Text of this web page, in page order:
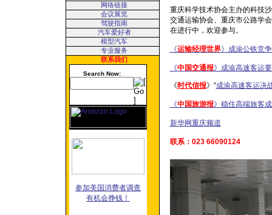
网络链接
会议展览
驾驶指南
汽车爱好者
模型汽车
专业服务
联系我们
Search Now:
参加美国消费者调查
有机会挣钱！
重庆科学技术协会主办的科技
交通运输协会、重庆市公路学
在进行中，欢迎参与。
《运输经理世界》成渝公铁竞
《中国交通报》成渝高速客运
《时代信报》“成渝高速客运决
《中国旅游报》稳住高端旅客
新华网重庆频道
联系：023 66090124